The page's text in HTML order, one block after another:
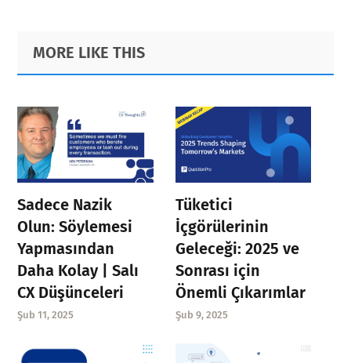
Primary
Sidebar
Footer
MORE LIKE THIS
Sadece Nazik
Olun: Söylemesi
Yapmasından
Daha Kolay | Salı
CX Düşünceleri
Şub 11, 2025
Tüketici
İçgörülerinin
Geleceği: 2025 ve
Sonrası için
Önemli Çıkarımlar
Şub 9, 2025